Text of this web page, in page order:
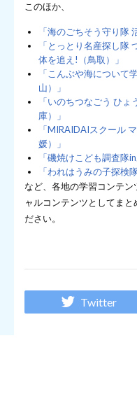
このほか、
「海のごちそう守り隊
「とっとり名産探し隊
体を追え!（鳥取）」
「こんぶや海について
山）」
「いのちつなごう ひ
庫）」
「MIRAIDAIスクール
媛）」
「磯焼けこども調査隊
「われはうみの子探検
など、各地の学習コンテン
ャルコンテンツとしてま
ださい。
Twitter